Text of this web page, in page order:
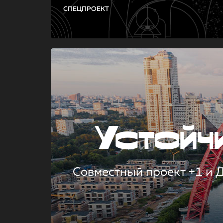
СПЕЦПРОЕКТ
Совместный проект +1 и